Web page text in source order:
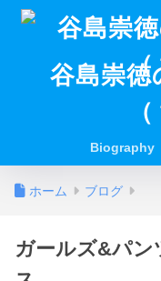
谷島崇
Biography
ホーム ブログ
ガールズ&パ